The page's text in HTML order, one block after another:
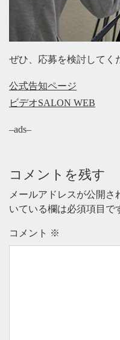
ぜひ、応募を検討してく
公式告知ページ
ビデオSALON WEB
–ads–
コメントを残す
メールアドレスが公開さ
いている欄は必須項目で
コメント ※